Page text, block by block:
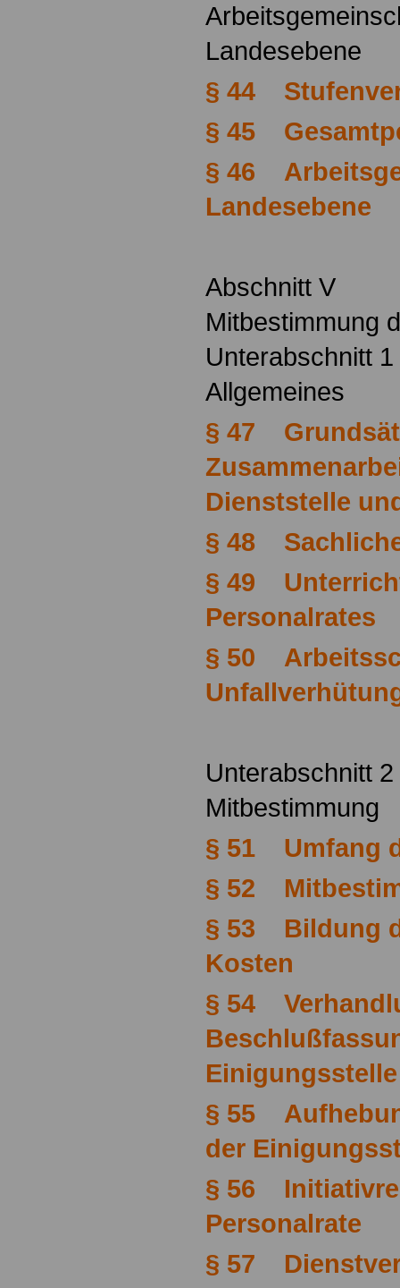
Landesebene
§ 44
§ 45
§ 46
Landesebene
Abschnitt V
Mitbestimmung
Unterabschnitt 1
Allgemeines
§ 47
Dienststelle
§ 48
§ 49
Personalrates
§ 50
Unterabschnitt 2
Mitbestimmung
§ 51 Umfang
§ 52
§ 53 Bildung
Kosten
§ 54
Einigungsstelle
§ 55
der
§ 56
Personalrate
§ 57